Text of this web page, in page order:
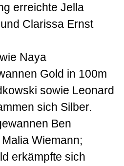
erreichte Jella
Clarissa Ernst
Naya
Gold in 100m
sowie Leonard
sich Silber.
Ben
Wiemann;
erkämpfte sich